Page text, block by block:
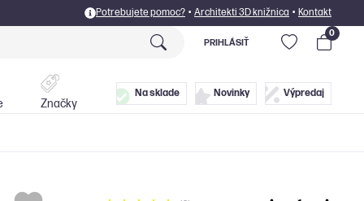
Potrebujete pomoc? • Architekti 3D knižnica • Kontakt
Doplnky Postele
PRIHLÁSIŤ
0
Značky
Na sklade Novinky Výpredaj